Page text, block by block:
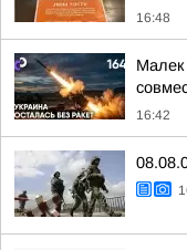
16:48
Малек
16:42